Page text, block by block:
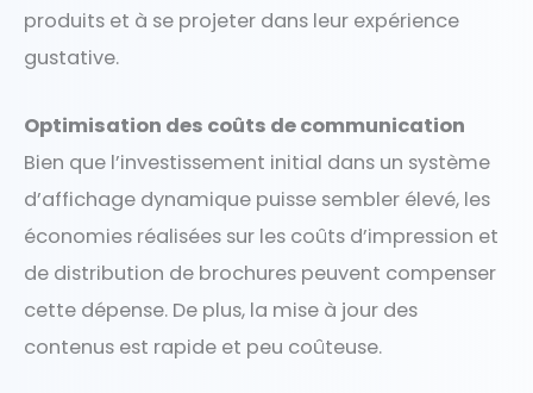
produits et à se projeter dans leur expérience
gustative.
Optimisation des coûts de communication
Bien que l’investissement initial dans un système
d’affichage dynamique puisse sembler élevé, les
économies réalisées sur les coûts d’impression et
de distribution de brochures peuvent compenser
cette dépense. De plus, la mise à jour des
contenus est rapide et peu coûteuse.